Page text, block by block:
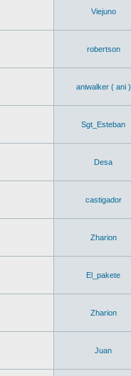
Viejuno
robertson
aniwalker ( ani )
Sgt_Esteban
Desa
castigador
Zharion
El_pakete
Zharion
Juan